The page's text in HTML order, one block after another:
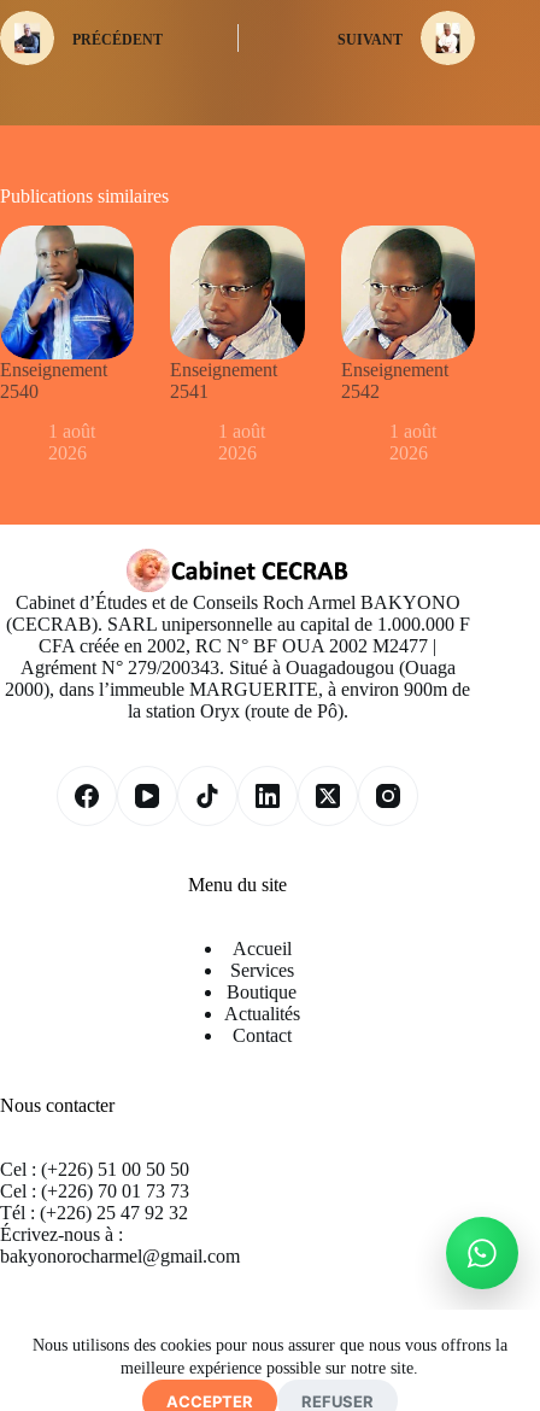
Nous utilisons des cookies pour nous assurer que nous vous offrons la
meilleure expérience possible sur notre site.
ACCEPTER REFUSER
PRÉCÉDENT SUIVANT
Publications similaires
Enseignement
2540
1 août
2026
Enseignement
2541
1 août
2026
Enseignement
2542
1 août
2026
Cabinet d’Études et de Conseils Roch Armel BAKYONO
(CECRAB). SARL unipersonnelle au capital de 1.000.000 F
CFA créée en 2002, RC N° BF OUA 2002 M2477 |
Agrément N° 279/200343. Situé à Ouagadougou (Ouaga
2000), dans l’immeuble MARGUERITE, à environ 900m de
la station Oryx (route de Pô).
Menu du site
Accueil
Services
Boutique
Actualités
Contact
Nous contacter
Cel : (+226) 51 00 50 50
Cel : (+226) 70 01 73 73
Tél : (+226) 25 47 92 32
Écrivez-nous à :
bakyonorocharmel@gmail.com